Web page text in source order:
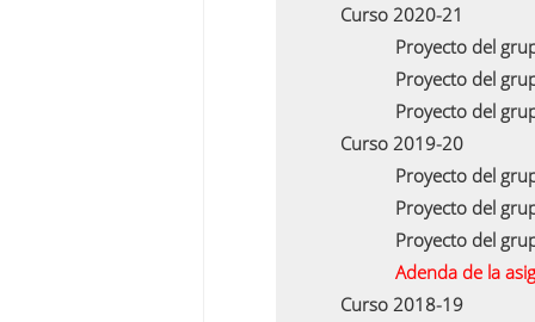
Curso 2020-21
Proyecto del
Proyecto del
Proyecto del
Curso 2019-20
Proyecto del
Proyecto del
Proyecto del
Adenda de la
Curso 2018-19